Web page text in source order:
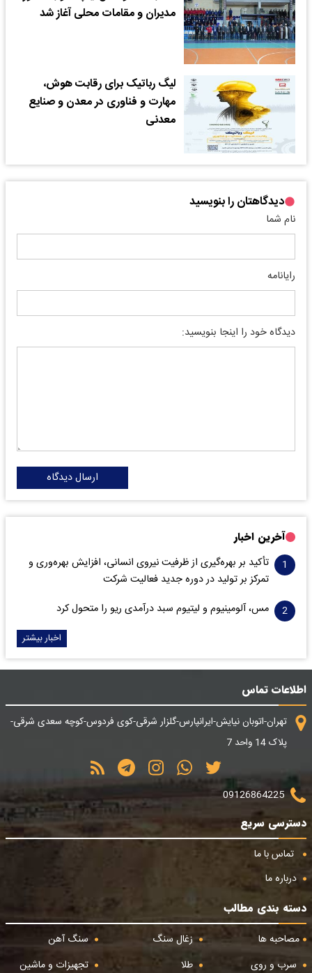
مدیران و مقامات محلی آغاز شد
لیگ رباتیک برای رقابت هوش،
مهارت و فناوری در معدن و صنایع
معدنی
دیدگاهتان را بنویسید
نام شما
رایانامه
دیدگاه خود را اینجا بنویسید:
ارسال دیدگاه
آخرین اخبار
تأکید بر بهره‌گیری از ظرفیت نیروی انسانی، افزایش بهره‌وری و
تمرکز بر تولید در دوره جدید فعالیت شرکت
مس، آلومینیوم و لیتیوم سبد درآمدی ریو را متحول کرد
اخبار بیشتر
اطلاعات تماس
تهران-اتوبان نیایش-ایرانپارس-گلزار شرقی-کوی فردوس-کوچه سعدی شرقی-
پلاک 14 واحد 7
09126864225
دسترسی سریع
تماس با ما
درباره ما
دسته بندی مطالب
مصاحبه ها
زغال سنگ
سنگ آهن
سرب و روی
طلا تجهیزات و ماشین